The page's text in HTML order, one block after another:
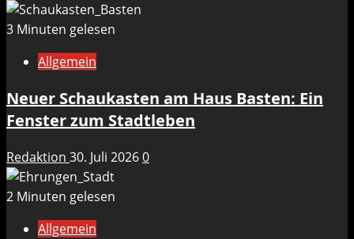
3 Minuten gelesen
Allgemein
Neuer Schaukasten am Haus Basten: Ein
Fenster zum Stadtleben
Redaktion 30. Juli 20260
2 Minuten gelesen
Allgemein